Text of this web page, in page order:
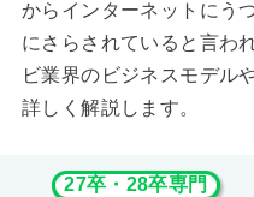
からインターネットにう
にさらされていると言わ
ビ業界のビジネスモデル
詳しく解説します。
27卒・28卒専門